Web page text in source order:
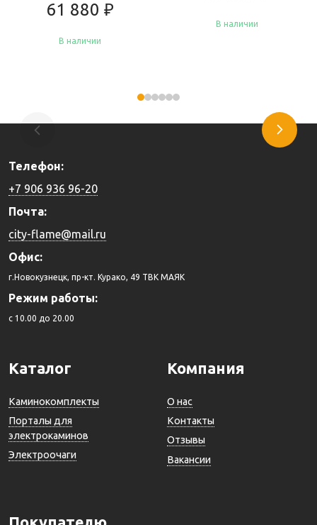
61 880 ₽
В наличии
В наличии
Телефон:
+7 906 936 96-20
Почта:
city-flame@mail.ru
Офис:
г.Новокузнецк, пр-кт. Курако, 49 ТВК МАЯК
Режим работы:
c 10.00 до 20.00
Каталог
Каминокомплекты
Порталы для
электрокаминов
Электроочаги
Компания
О нас
Контакты
Отзывы
Вакансии